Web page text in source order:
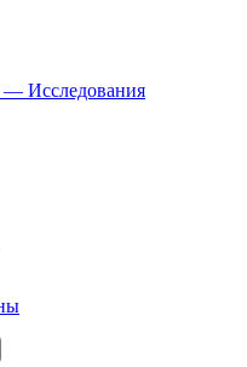
Исследования